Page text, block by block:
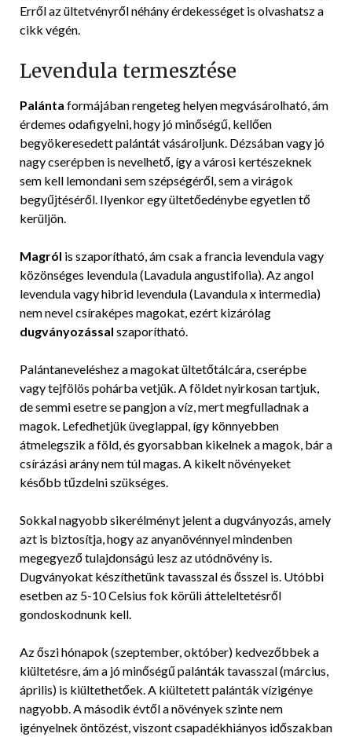
Erről az ültetvényről néhány érdekességet is olvashatsz a
cikk végén.
Levendula termesztése
Palánta formájában rengeteg helyen megvásárolható, ám
érdemes odafigyelni, hogy jó minőségű, kellően
begyökeresedett palántát vásároljunk. Dézsában vagy jó
nagy cserépben is nevelhető, így a városi kertészeknek
sem kell lemondani sem szépségéről, sem a virágok
begyűjtéséről. Ilyenkor egy ültetőedénybe egyetlen tő
kerüljön.
Magról is szaporítható, ám csak a francia levendula vagy
közönséges levendula (Lavadula angustifolia). Az angol
levendula vagy hibrid levendula (Lavandula x intermedia)
nem nevel csíraképes magokat, ezért kizárólag
dugványozással szaporítható.
Palántaneveléshez a magokat ültetőtálcára, cserépbe
vagy tejfölös pohárba vetjük. A földet nyirkosan tartjuk,
de semmi esetre se pangjon a víz, mert megfulladnak a
magok. Lefedhetjük üveglappal, így könnyebben
átmelegszik a föld, és gyorsabban kikelnek a magok, bár a
csírázási arány nem túl magas. A kikelt növényeket
később tűzdelni szükséges.
Sokkal nagyobb sikerélményt jelent a dugványozás, amely
azt is biztosítja, hogy az anyanövénnyel mindenben
megegyező tulajdonságú lesz az utódnövény is.
Dugványokat készíthetünk tavasszal és ősszel is. Utóbbi
esetben az 5-10 Celsius fok körüli átteleltetésről
gondoskodnunk kell.
Az őszi hónapok (szeptember, október) kedvezőbbek a
kiültetésre, ám a jó minőségű palánták tavasszal (március,
április) is kiültethetőek. A kiültetett palánták vízigénye
nagyobb. A második évtől a növények szinte nem
igényelnek öntözést, viszont csapadékhiányos időszakban